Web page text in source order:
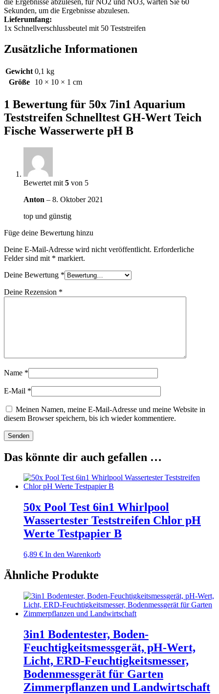
die Ergebnisse abzulesen, für NO2 und NO3, warten Sie 60
Sekunden, um die Ergebnisse abzulesen.
Lieferumfang:
1x Schnellverschlussbeutel mit 50 Teststreifen
Zusätzliche Informationen
Gewicht 0,1 kg
Größe
10 × 10 × 1 cm
1 Bewertung für 50x 7in1 Aquarium
Teststreifen Schnelltest GH-Wert Teich
Fische Wasserwerte pH B
Bewertet mit 5 von 5
Anton – 8. Oktober 2021
top und günstig
Füge deine Bewertung hinzu
Deine E-Mail-Adresse wird nicht veröffentlicht. Erforderliche
Felder sind mit * markiert.
Deine Bewertung *
Deine Rezension *
Name *
E-Mail *
Meinen Namen, meine E-Mail-Adresse und meine Website in
diesem Browser speichern, bis ich wieder kommentiere.
Das könnte dir auch gefallen …
50x Pool Test 6in1 Whirlpool
Wassertester Teststreifen Chlor pH
Werte Testpapier B
6,89 € In den Warenkorb
Ähnliche Produkte
3in1 Bodentester, Boden-
Feuchtigkeitsmessgerät, pH-Wert,
Licht, ERD-Feuchtigkeitsmesser,
Bodenmessgerät für Garten
Zimmerpflanzen und Landwirtschaft